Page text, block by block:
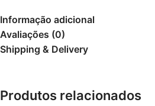
Informação adicional
Avaliações (0)
Shipping & Delivery
Produtos relacionados